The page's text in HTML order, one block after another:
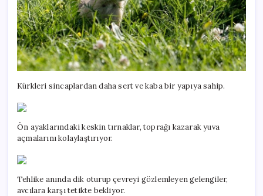
Kürkleri sincaplardan daha sert ve kaba bir yapıya sahip.
Ön ayaklarındaki keskin tırnaklar, toprağı kazarak yuva
açmalarını kolaylaştırıyor.
Tehlike anında dik oturup çevreyi gözlemleyen gelengiler,
avcılara karşı tetikte bekliyor.